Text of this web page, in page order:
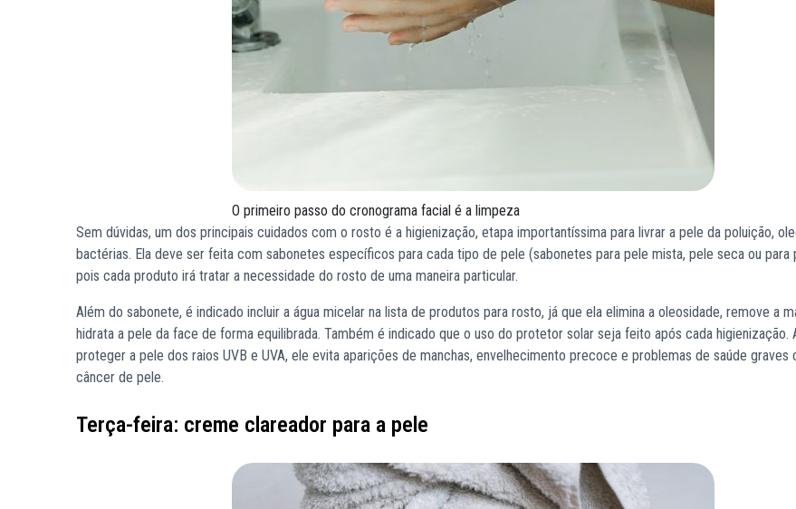
O primeiro passo do cronograma facial é a limpeza
Sem dúvidas, um dos principais cuidados com o rosto é a higienização, etapa importantíssima para livrar a pele da poluição,
bactérias. Ela deve ser feita com sabonetes específicos para cada tipo de pele (sabonetes para pele mista, pele seca ou para
pois cada produto irá tratar a necessidade do rosto de uma maneira particular.
Além do sabonete, é indicado incluir a água micelar na lista de produtos para rosto, já que ela elimina a oleosidade, remove a
hidrata a pele da face de forma equilibrada. Também é indicado que o uso do protetor solar seja feito após cada higienização.
proteger a pele dos raios UVB e UVA, ele evita aparições de manchas, envelhecimento precoce e problemas de saúde graves
câncer de pele.
Terça-feira: creme clareador para a pele